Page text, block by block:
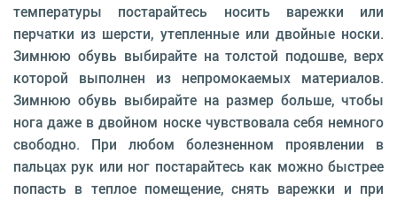
температуры постарайтесь носить варежки или
перчатки из шерсти, утепленные или двойные носки.
Зимнюю обувь выбирайте на толстой подошве, верх
которой выполнен из непромокаемых материалов.
Зимнюю обувь выбирайте на размер больше, чтобы
нога даже в двойном носке чувствовала себя немного
свободно. При любом болезненном проявлении в
пальцах рук или ног постарайтесь как можно быстрее
попасть в теплое помещение, снять варежки и при